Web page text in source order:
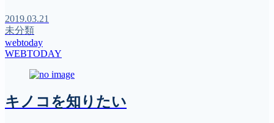
2019.03.21
未分類
webtoday
WEBTODAY
キノコを知りたい